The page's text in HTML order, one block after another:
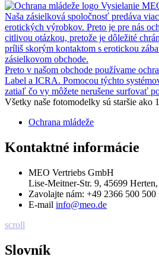
Vysielanie
Naša zásielková spoločnosť predáva
erotických výrobkov. Preto je pre nás
citlivou otázkou, pretože je dôležité
príliš skorým kontaktom s erotickou
zásielkovom obchode.
Preto v našom obchode používame
Label a ICRA. Pomocou týchto
zatiaľ čo vy môžete nerušene surfovať
Všetky naše fotomodelky sú staršie ako
Ochrana mládeže
Kontaktné informácie
MEO Vertriebs GmbH
Lise-Meitner-Str. 9, 45699
Zavolajte nám: +49 2366 500 500
E-mail info@meo.de
scroll
Slovník